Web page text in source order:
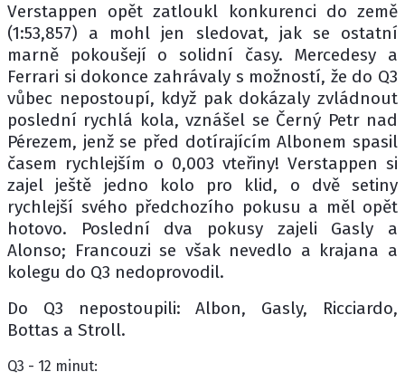
Verstappen opět zatloukl konkurenci do země
(1:53,857) a mohl jen sledovat, jak se ostatní
marně pokoušejí o solidní časy. Mercedesy a
Ferrari si dokonce zahrávaly s možností, že do Q3
vůbec nepostoupí, když pak dokázaly zvládnout
poslední rychlá kola, vznášel se Černý Petr nad
Pérezem, jenž se před dotírajícím Albonem spasil
časem rychlejším o 0,003 vteřiny! Verstappen si
zajel ještě jedno kolo pro klid, o dvě setiny
rychlejší svého předchozího pokusu a měl opět
hotovo. Poslední dva pokusy zajeli Gasly a
Alonso; Francouzi se však nevedlo a krajana a
kolegu do Q3 nedoprovodil.
Do Q3 nepostoupili: Albon, Gasly, Ricciardo,
Bottas a Stroll.
Q3 - 12 minut: